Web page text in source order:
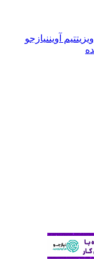
تیم آویننیازجو